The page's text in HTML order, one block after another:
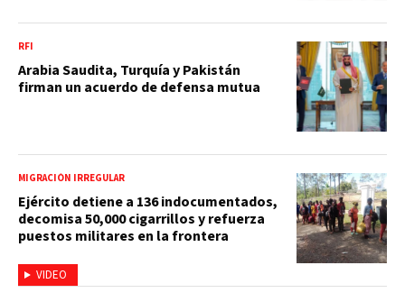
RFI
Arabia Saudita, Turquía y Pakistán
firman un acuerdo de defensa mutua
VIDEO
MIGRACIÓN IRREGULAR
Ejército detiene a 136 indocumentados,
decomisa 50,000 cigarrillos y refuerza
puestos militares en la frontera